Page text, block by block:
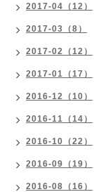
2017-04（12）
2017-03（8）
2017-02（12）
2017-01（17）
2016-12（10）
2016-11（14）
2016-10（22）
2016-09（19）
2016-08（16）